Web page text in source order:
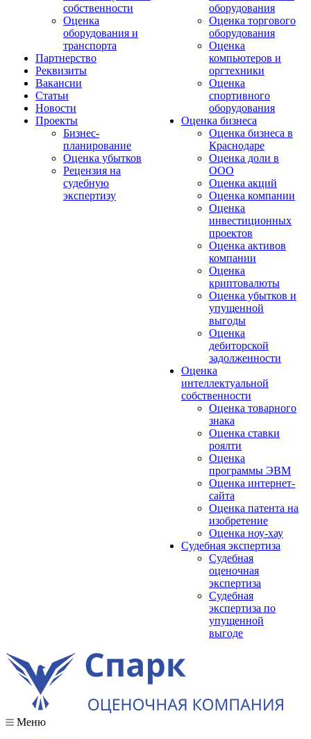
собственности
Оценка
оборудования и
транспорта
Партнерство
Реквизиты
Вакансии
Статьи
Новости
Проекты
Бизнес-
планирование
Оценка убытков
Рецензия на
судебную
экспертизу
оборудования
Оценка торгового
оборудования
Оценка
компьютеров и
оргтехники
Оценка
спортивного
оборудования
Оценка бизнеса
Оценка бизнеса в
Краснодаре
Оценка доли в
ООО
Оценка акций
Оценка компании
Оценка
инвестиционных
проектов
Оценка активов
компании
Оценка
криптовалюты
Оценка убытков и
упущенной
выгоды
Оценка
дебиторской
задолженности
Оценка
интеллектуальной
собственности
Оценка товарного
знака
Оценка ставки
роялти
Оценка
программы ЭВМ
Оценка интернет-
сайта
Оценка патента на
изобретение
Оценка ноу-хау
Судебная экспертиза
Судебная
оценочная
экспертиза
Судебная
экспертиза по
упущенной
выгоде
Меню